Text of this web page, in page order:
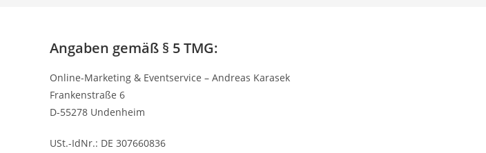
Angaben gemäß § 5 TMG:
Online-Marketing & Eventservice – Andreas Karasek
Frankenstraße 6
D-55278 Undenheim
USt.-IdNr.: DE 307660836